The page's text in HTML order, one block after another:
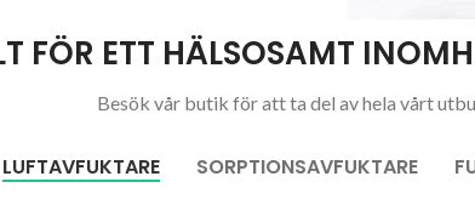
FÖR ETT HÄLSOSAMT
Besök vår butik för att ta del av hela vårt
LUFTAVFUKTARE SORPTIONSAVFUKTARE